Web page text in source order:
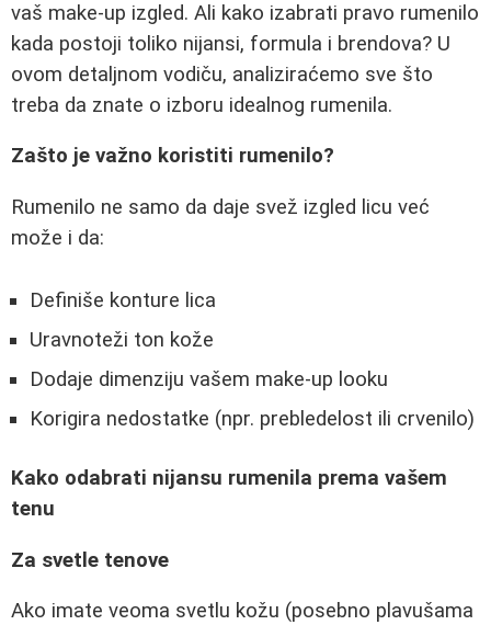
vaš make-up izgled. Ali kako izabrati pravo rumenilo
kada postoji toliko nijansi, formula i brendova? U
ovom detaljnom vodiču, analiziraćemo sve što
treba da znate o izboru idealnog rumenila.
Zašto je važno koristiti rumenilo?
Rumenilo ne samo da daje svež izgled licu već
može i da:
Definiše konture lica
Uravnoteži ton kože
Dodaje dimenziju vašem make-up looku
Korigira nedostatke (npr. prebledelost ili crvenilo)
Kako odabrati nijansu rumenila prema vašem
tenu
Za svetle tenove
Ako imate veoma svetlu kožu (posebno plavušama